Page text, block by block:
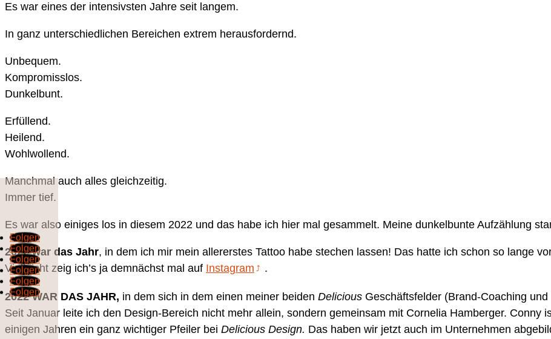
Folgen
Folgen
Folgen
Folgen
Folgen
Folgen
Es war eines der intensivsten Jahre seit langem.
In ganz unterschiedlichen Bereichen extrem herausfordernd.
Unbequem.
Kompromisslos.
Dunkelbunt.
Erfüllend.
Heilend.
Wohlwollend.
Manchmal auch alles gleichzeitig.
Immer tief.
Es war also einiges los in diesem 2022 und das habe ich hier mal gesammelt. Meine dunkelbunte Aufzählung
2022 war das Jahr, in dem ich mir mein allererstes Tattoo habe stechen lassen! Das hatte ich schon so lange
Vielleicht zeig ich’s ja demnächst mal auf Instagram .
2022 WAR DAS JAHR, in dem sich in dem einen meiner beiden Delicious Geschäftsfelder (Brand-Coaching
Seit Januar leite ich den Design-Bereich nicht mehr allein, sondern gemeinsam mit Cornelia Hamberger. Conny
einigen Jahren ein ganz wichtiger Pfeiler bei Delicious Design. Das haben wir jetzt auch im Unternehmen